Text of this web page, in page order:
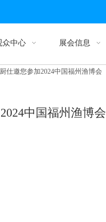
众中心 展会信息
邀您参加2024中国福州渔博会
中国福州渔博会